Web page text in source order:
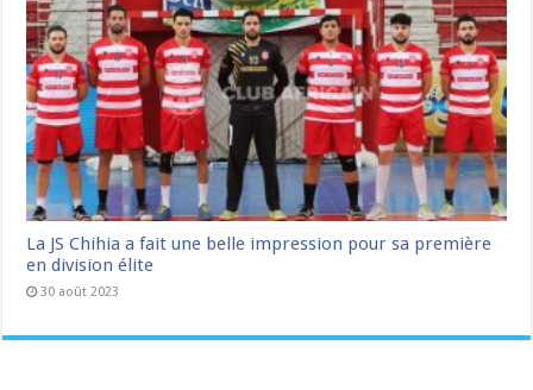
La JS Chihia a fait une belle impression pour sa première
en division élite
30 août 2023